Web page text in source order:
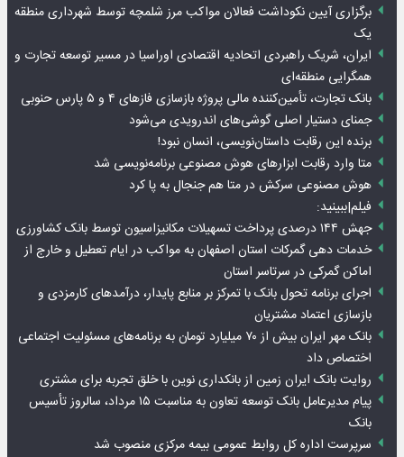
برگزاری آیین نکوداشت فعالان مواکب مرز شلمچه توسط شهرداری منطقه
یک
ایران، شریک راهبردی اتحادیه اقتصادی اوراسیا در مسیر توسعه تجارت و
همگرایی منطقه‌ای
بانک تجارت، تأمین‌کننده مالی پروژه بازسازی فازهای ۴ و ۵ پارس حنوبی
جمنای دستیار اصلی گوشی‌های اندرویدی می‌شود
برنده این رقابت داستان‌نویسی، انسان نبود!
متا وارد رقابت ابزارهای هوش مصنوعی برنامه‌نویسی شد
هوش مصنوعی سرکش در متا هم جنجال به پا کرد
فیلم|ببینید:
جهش ۱۴۴ درصدی پرداخت تسهیلات مکانیزاسیون توسط بانک کشاورزی
خدمات دهی گمرکات استان اصفهان به مواکب در ایام تعطیل و خارج از
اماکن گمرکی در سرتاسر استان
اجرای برنامه تحول بانک با تمرکز بر منابع پایدار، درآمدهای کارمزدی و
بازسازی اعتماد مشتریان
بانک مهر ایران بیش از ۷۰ میلیارد تومان به برنامه‌های مسئولیت اجتماعی
اختصاص داد
روایت بانک ایران زمین از بانکداری نوین با خلق تجربه برای مشتری
پیام مدیرعامل بانک توسعه تعاون به مناسبت ۱۵ مرداد، سالروز تأسیس
بانک
سرپرست اداره کل روابط عمومی بیمه مرکزی منصوب شد